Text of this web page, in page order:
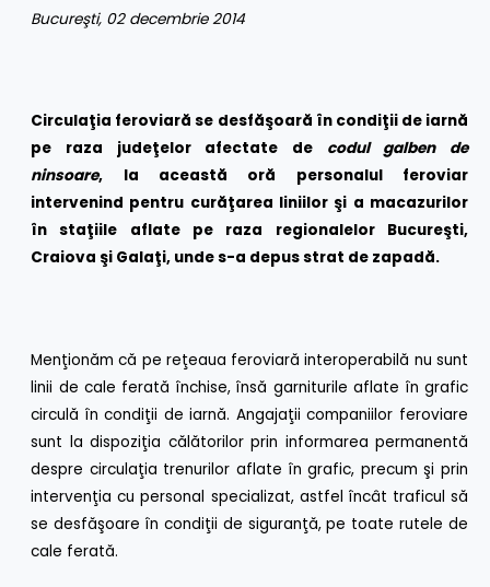
Bucureşti, 02 decembrie 2014
Circulaţia feroviară se desfăşoară în condiţii de iarnă
pe raza judeţelor afectate de codul galben de
ninsoare, la această oră personalul feroviar
intervenind pentru curăţarea liniilor şi a macazurilor
în staţiile aflate pe raza regionalelor Bucureşti,
Craiova şi Galaţi, unde s-a depus strat de zapadă.
Menţionăm că pe reţeaua feroviară interoperabilă nu sunt
linii de cale ferată închise, însă garniturile aflate în grafic
circulă în condiţii de iarnă. Angajaţii companiilor feroviare
sunt la dispoziţia călătorilor prin informarea permanentă
despre circulaţia trenurilor aflate în grafic, precum şi prin
intervenţia cu personal specializat, astfel încât traficul să
se desfăşoare în condiţii de siguranţă, pe toate rutele de
cale ferată.